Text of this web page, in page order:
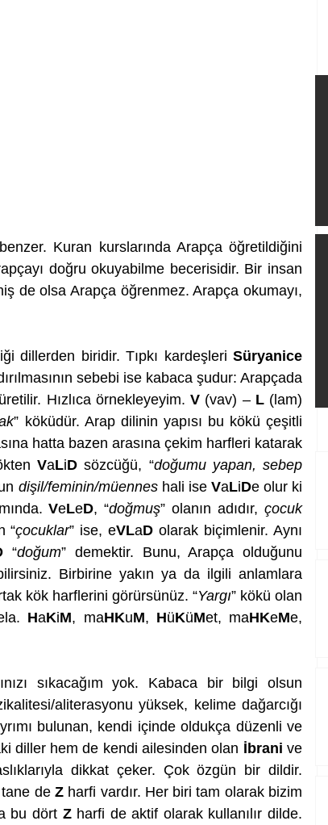
Kuran kurslarında Arapça öğretildiğini
doğru okuyabilme becerisidir. Bir insan
de olsa Arapça öğrenmez. Arapça okumayı,
dillerden biridir. Tıpkı kardeşleri Süryanice
sebebi ise kabaca şudur: Arapçada
Hızlıca örnekleyeyim. V (vav) – L (lam)
” köküdür. Arap dilinin yapısı bu kökü çeşitli
hatta bazen arasına çekim harfleri katarak
VaLiD sözcüğü, “doğumu yapan, sebep
dişil/feminin/müennes hali ise VaLiDe olur ki
VeLeD, “doğmuş” olanın adıdır, çocuk
“çocuklar” ise, eVLaD olarak biçimlenir. Aynı
“doğum” demektir. Bunu, Arapça olduğunu
Birbirine yakın ya da ilgili anlamlara
kök harflerini görürsünüz. “Yargı
HaKiM, maHKuM, HüKüMet, maHKeMe,
sıkacağım yok. Kabaca bir bilgi olsun
aliterasyonu yüksek, kelime dağarcığı
bulunan, kendi içinde oldukça düzenli ve
diller hem de kendi ailesinden olan İbrani
dikkat çeker. Çok özgün bir dildir.
de Z harfi vardır. Her biri tam olarak bizim
bu dört Z harfi de aktif olarak kullanılır dilde.